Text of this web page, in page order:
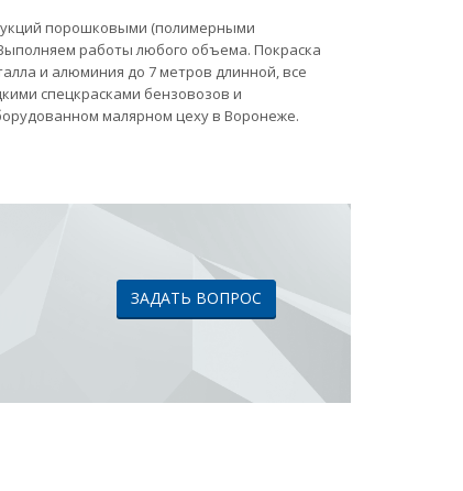
порошковыми (полимерными
работы любого объема. Покраска
и алюминия до 7 метров длинной, все
спецкрасками бензовозов и
малярном цеху в Воронеже.
ЗАДАТЬ ВОПРОС